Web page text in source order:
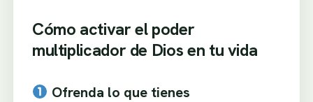
Cómo activar el poder
multiplicador de Dios en tu vida
Ofrenda lo que tienes